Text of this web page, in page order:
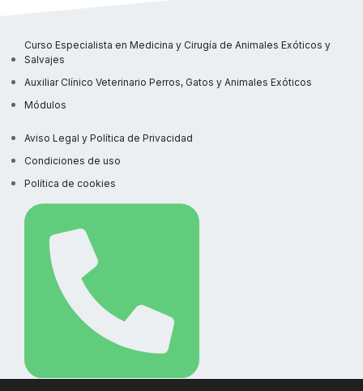
Curso Especialista en Medicina y Cirugía de Animales Exóticos y
Salvajes
Auxiliar Clínico Veterinario Perros, Gatos y Animales Exóticos
Módulos
Aviso Legal y Política de Privacidad
Condiciones de uso
Política de cookies